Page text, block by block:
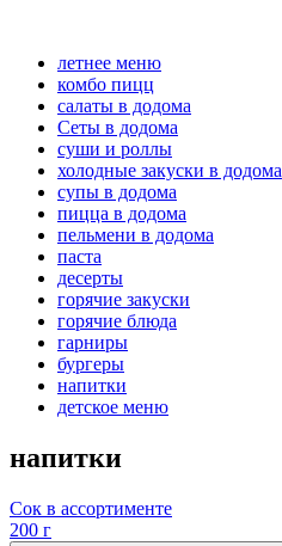
летнее меню
комбо пицц
салаты в додома
Сеты в додома
суши и роллы
холодные закуски в додома
супы в додома
пицца в додома
пельмени в додома
паста
десерты
горячие закуски
горячие блюда
гарниры
бургеры
напитки
детское меню
напитки
Сок в ассортименте
200 г